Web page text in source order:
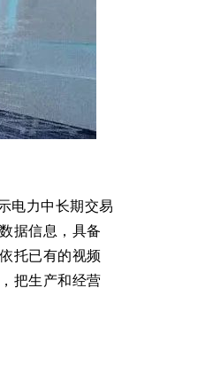
电力中长期交易
据信息，具备
托已有的视频
把生产和经营